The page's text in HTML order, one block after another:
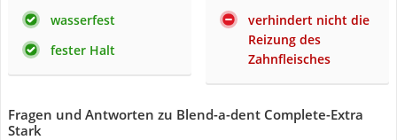
wasserfest
fester Halt
verhindert nicht die
Reizung des
Zahnfleisches
Fragen und Antworten zu Blend-a-dent Complete-Extra
Stark